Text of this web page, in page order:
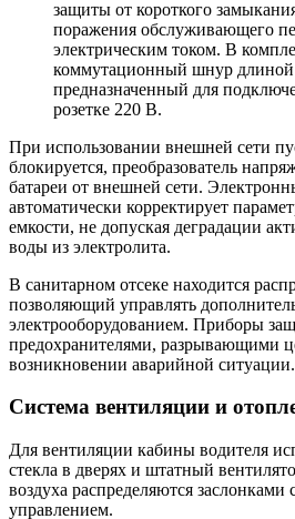
защиты от короткого
поражения обслуживающего
электрическим током. В
коммутационный шнур
предназначенный для
розетке 220 В.
При использовании внешней сети
блокируется, преобразователь
батареи от внешней сети.
автоматически корректирует
емкости, не допуская деградации
воды из электролита.
В санитарном отсеке находится
позволяющий управлять
электрооборудованием. Приборы
предохранителями, разрывающими
возникновении аварийной ситуации.
Система вентиляции и
Для вентиляции кабины водителя
стекла в дверях и штатный
воздуха распределяются
управлением.